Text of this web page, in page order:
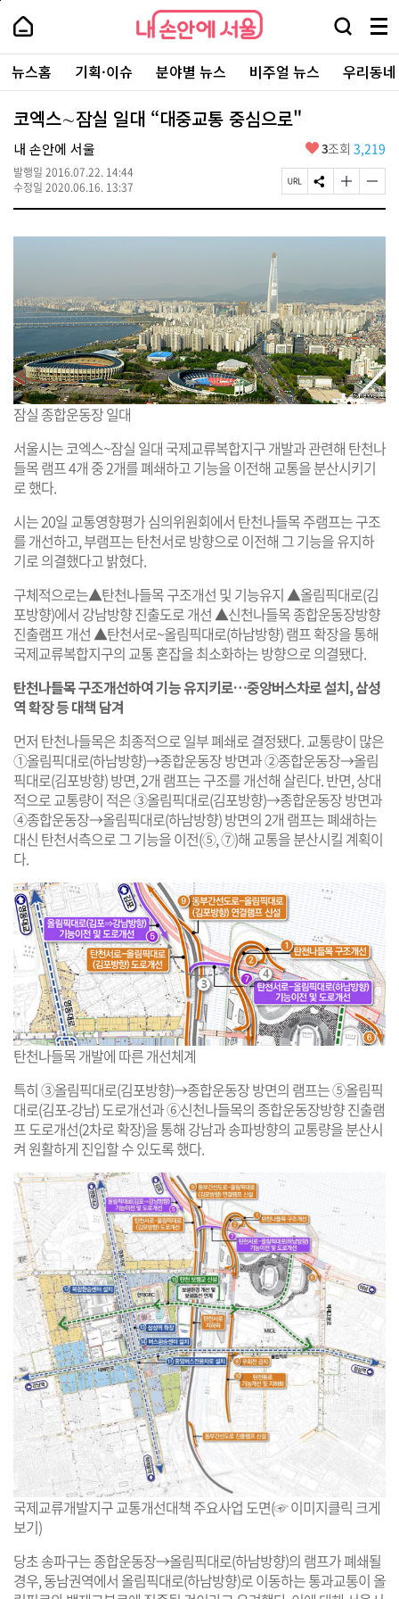
본
로
가
내
손
안
에
서
울
-
서
울
시
대
표
소
포
내
손
에
울
검
창
열
기
메
뉴
전
체
보
주
요
서
뉴스홈 기획·이슈 분야별 뉴스 비주얼 뉴스 우리동
코엑스∼잠실 일대 “대중교통 중심으로"
내 손안에 서울
발행일 2016.07.22. 14:44
수정일 2020.06.16. 13:37
좋
요
3조회 3,219
페
이
U
S
N
공
글
자
기
경
하
기
글
자
기
경
하
기
잠실 종합운동장 일대
서울시는 코엑스~잠실 일대 국제교류복합지구 개발과 관련해 탄천나
들목 램프 4개 중 2개를 폐쇄하고 기능을 이전해 교통을 분산시키기
로 했다.
시는 20일 교통영향평가 심의위원회에서 탄천나들목 주램프는 구조
를 개선하고, 부램프는 탄천서로 방향으로 이전해 그 기능을 유지하
기로 의결했다고 밝혔다.
구체적으로는▲탄천나들목 구조개선 및 기능유지 ▲올림픽대로(김
포방향)에서 강남방향 진출도로 개선 ▲신천나들목 종합운동장방향
진출램프 개선 ▲탄천서로~올림픽대로(하남방향) 램프 확장을 통해
국제교류복합지구의 교통 혼잡을 최소화하는 방향으로 의결됐다.
탄천나들목 구조개선하여 기능 유지키로…중앙버스차로 설치, 삼성
역 확장 등 대책 담겨
먼저 탄천나들목은 최종적으로 일부 폐쇄로 결정됐다. 교통량이 많은
①올림픽대로(하남방향)→종합운동장 방면과 ②종합운동장→올림
픽대로(김포방향) 방면, 2개 램프는 구조를 개선해 살린다. 반면, 상대
적으로 교통량이 적은 ③올림픽대로(김포방향)→종합운동장 방면과
④종합운동장→올림픽대로(하남방향) 방면의 2개 램프는 폐쇄하는
대신 탄천서측으로 그 기능을 이전(⑤, ⑦)해 교통을 분산시킬 계획이
다.
탄천나들목 개발에 따른 개선체계
특히 ③올림픽대로(김포방향)→종합운동장 방면의 램프는 ⑤올림픽
대로(김포-강남) 도로개선과 ⑥신천나들목의 종합운동장방향 진출램
프 도로개선(2차로 확장)을 통해 강남과 송파방향의 교통량을 분산시
켜 원활하게 진입할 수 있도록 했다.
국제교류개발지구 교통개선대책 주요사업 도면(☞ 이미지클릭 크게
보기)
당초 송파구는 종합운동장→올림픽대로(하남방향)의 램프가 폐쇄될
경우, 동남권역에서 올림픽대로(하남방향)로 이동하는 통과교통이 올
페
상
단
로